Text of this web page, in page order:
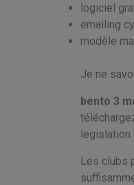
logiciel
emailing
modèle
Je ne
bento 3
legislation
Les clubs